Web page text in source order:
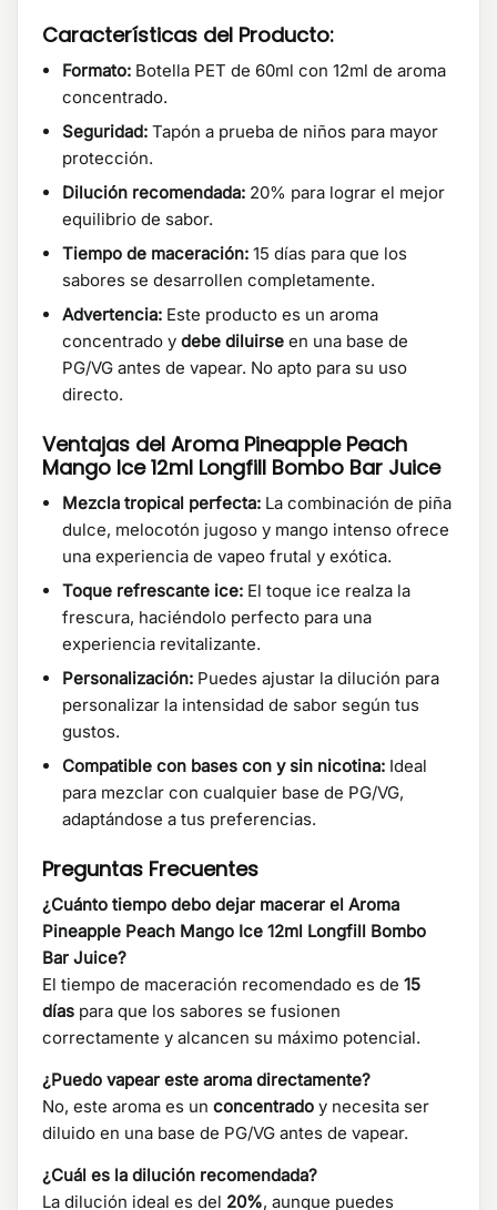
Características del Producto:
Formato: Botella PET de 60ml con 12ml de aroma
concentrado.
Seguridad: Tapón a prueba de niños para mayor
protección.
Dilución recomendada: 20% para lograr el mejor
equilibrio de sabor.
Tiempo de maceración: 15 días para que los
sabores se desarrollen completamente.
Advertencia: Este producto es un aroma
concentrado y debe diluirse en una base de
PG/VG antes de vapear. No apto para su uso
directo.
Ventajas del Aroma Pineapple Peach
Mango Ice 12ml Longfill Bombo Bar Juice
Mezcla tropical perfecta: La combinación de piña
dulce, melocotón jugoso y mango intenso ofrece
una experiencia de vapeo frutal y exótica.
Toque refrescante ice: El toque ice realza la
frescura, haciéndolo perfecto para una
experiencia revitalizante.
Personalización: Puedes ajustar la dilución para
personalizar la intensidad de sabor según tus
gustos.
Compatible con bases con y sin nicotina: Ideal
para mezclar con cualquier base de PG/VG,
adaptándose a tus preferencias.
Preguntas Frecuentes
¿Cuánto tiempo debo dejar macerar el Aroma
Pineapple Peach Mango Ice 12ml Longfill Bombo
Bar Juice?
El tiempo de maceración recomendado es de 15
días para que los sabores se fusionen
correctamente y alcancen su máximo potencial.
¿Puedo vapear este aroma directamente?
No, este aroma es un concentrado y necesita ser
diluido en una base de PG/VG antes de vapear.
¿Cuál es la dilución recomendada?
La dilución ideal es del 20%, aunque puedes